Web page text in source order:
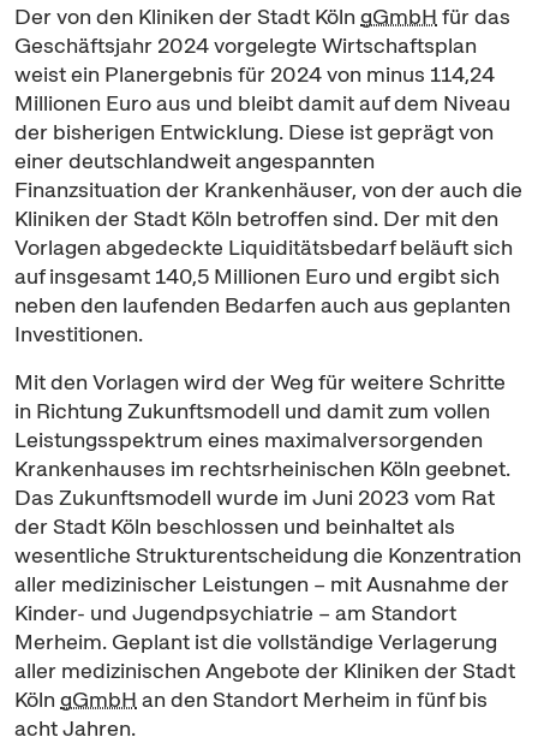
Der von den Kliniken der Stadt Köln gGmbH für das
Geschäftsjahr 2024 vorgelegte Wirtschaftsplan
weist ein Planergebnis für 2024 von minus 114,24
Millionen Euro aus und bleibt damit auf dem Niveau
der bisherigen Entwicklung. Diese ist geprägt von
einer deutschlandweit angespannten
Finanzsituation der Krankenhäuser, von der auch die
Kliniken der Stadt Köln betroffen sind. Der mit den
Vorlagen abgedeckte Liquiditätsbedarf beläuft sich
auf insgesamt 140,5 Millionen Euro und ergibt sich
neben den laufenden Bedarfen auch aus geplanten
Investitionen.
Mit den Vorlagen wird der Weg für weitere Schritte
in Richtung Zukunftsmodell und damit zum vollen
Leistungsspektrum eines maximalversorgenden
Krankenhauses im rechtsrheinischen Köln geebnet.
Das Zukunftsmodell wurde im Juni 2023 vom Rat
der Stadt Köln beschlossen und beinhaltet als
wesentliche Strukturentscheidung die Konzentration
aller medizinischer Leistungen – mit Ausnahme der
Kinder- und Jugendpsychiatrie – am Standort
Merheim. Geplant ist die vollständige Verlagerung
aller medizinischen Angebote der Kliniken der Stadt
Köln gGmbH an den Standort Merheim in fünf bis
acht Jahren.